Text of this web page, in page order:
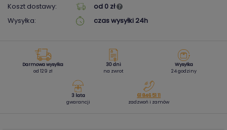
Koszt dostawy:
od 0 zł
Wysyłka:
czas wysyłki 24h
Darmowa wysyłka
od 129 zł
30 dni
na zwrot
Wysyłka
24 godziny
3 lata
gwarancji
61 846 51 11
zadzwoń i zamów